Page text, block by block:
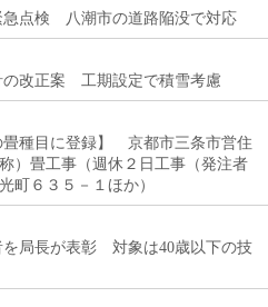
急点検 八潮市の道路陥没で対応
の改正案 工期設定で積雪考慮
畳種目に登録】 京都市三条市営住
）畳工事（週休２日工事（発注者
町６３５－１ほか）
を局長が表彰 対象は40歳以下の技